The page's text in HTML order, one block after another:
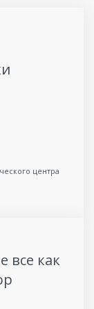
центра
все как